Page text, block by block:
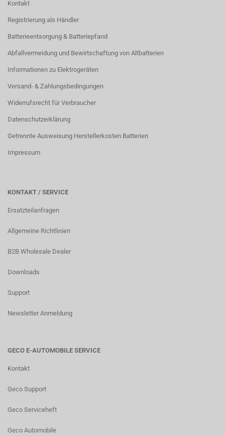
Kontakt
Registrierung als Händler
Batterieentsorgung & Batteriepfand
Abfallvermeidung und Bewirtschaftung von Altbatterien
Informationen zu Elektrogeräten
Versand- & Zahlungsbedingungen
Widerrufsrecht für Verbraucher
Datenschutzerklärung
Getrennte Ausweisung Herstellerkosten Batterien
Impressum
KONTAKT / SERVICE
Ersatzteilanfragen
Allgemeine Richtlinien
B2B Wholesale Dealer
Downloads
Support
Newsletter Anmeldung
GECO E-AUTOMOBILE SERVICE
Kontakt
Geco Support
Geco Serviceheft
Geco Automobile